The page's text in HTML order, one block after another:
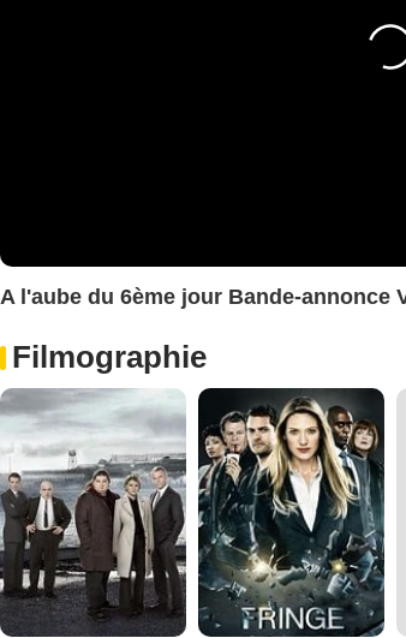
A l'aube du 6ème jour Bande-annonce
Filmographie